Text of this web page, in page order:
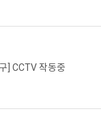
] CCTV 작동중